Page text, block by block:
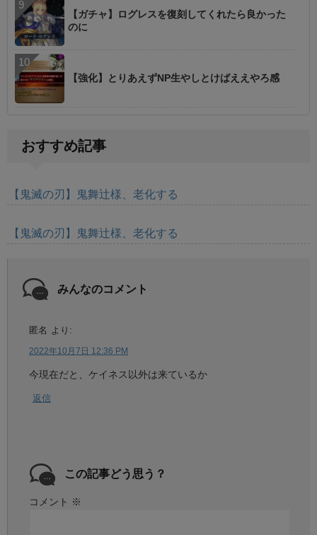
【ガチャ】ログレスを復刻してくれたら良かった
のに
【強化】とりあえずNP生やしとけばええやろ感
おすすめ記事
【鬼滅の刃】鬼舞辻様、老化する
【鬼滅の刃】鬼舞辻様、老化する
みんなのコメント
匿名 より:
2022年10月7日 12:36 PM
今現在だと、ケイネス以外は来ているか
返信
この記事どう思う？
コメント ※